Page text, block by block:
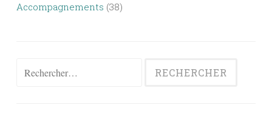
Accompagnements (38)
Rechercher :